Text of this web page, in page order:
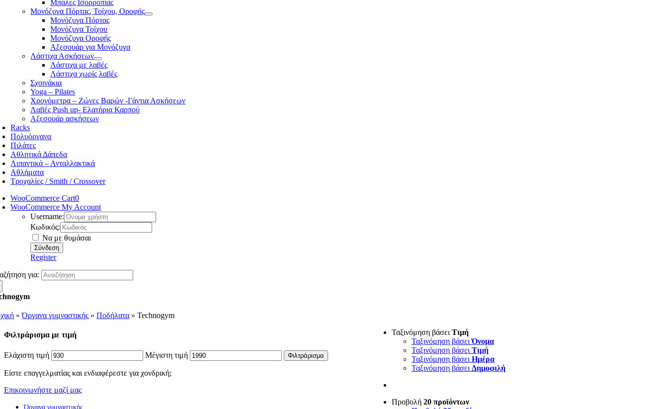
Μπάλες Ισορροπίας
Μονόζυγα Πόρτας, Τοίχου, Οροφής
Μονόζυγα Πόρτας
Μονόζυγα Τοίχου
Μονόζυγα Οροφής
Αξεσουάρ για Μονόζυγα
Λάστιχα Ασκήσεων
Λάστιχα με λαβές
Λάστιχα χωρίς λαβές
Σχοινάκια
Yoga – Pilates
Χρονόμετρα – Ζώνες Βαρών -Γάντια Ασκήσεων
Λαβές Push up- Ελατήρια Καρπού
Αξεσουάρ ασκήσεων
Racks
Πολυόργανα
Πιλάτες
Αθλητικά Δάπεδα
Λιπαντικά – Ανταλλακτικά
Αθλήματα
Τροχαλίες / Smith / Crossover
WooCommerce Cart0
WooCommerce My Account
Username:
Κωδικός:
Να με θυμάσαι
Register
για:
»Όργανα γυμναστικής »Ποδήλατα »Technogym
Ταξινόμηση βάσει Τιμή
Ταξινόμηση βάσειΌνομα
Ταξινόμηση βάσει Τιμή
Ταξινόμηση βάσει Ημέρα
Ταξινόμηση βάσει Δημοφιλή
Προβολή 20 προϊόντων
Φιλτράρισμα με τιμή
Ελάχιστη τιμή Μέγιστη τιμή Φιλτράρισμα
Είστε επαγγελματίας και ενδιαφέρεστε για χονδρική;
Επικοινωνήστε μαζί μας
Όργανα γυμναστικής